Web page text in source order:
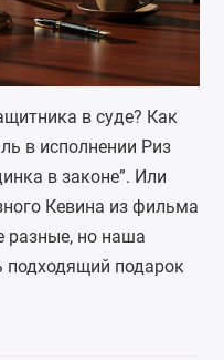
в суде? Как
в исполнении Риз
в законе”. Или
Кевина из фильма
разные, но наша
подарок